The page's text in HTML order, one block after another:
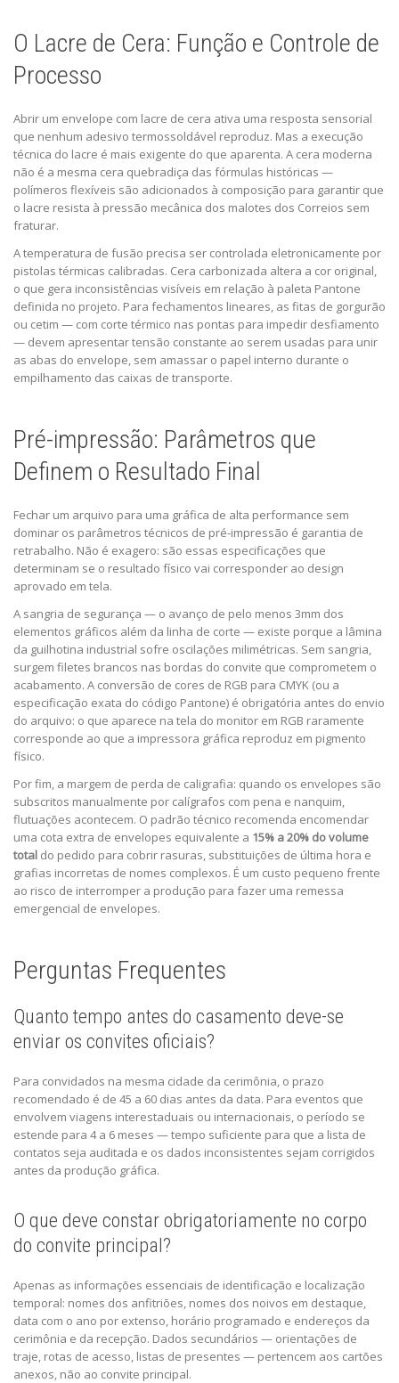
O Lacre de Cera: Função e Controle de
Processo
Abrir um envelope com lacre de cera ativa uma resposta sensorial
que nenhum adesivo termossoldável reproduz. Mas a execução
técnica do lacre é mais exigente do que aparenta. A cera moderna
não é a mesma cera quebradiça das fórmulas históricas —
polímeros flexíveis são adicionados à composição para garantir que
o lacre resista à pressão mecânica dos malotes dos Correios sem
fraturar.
A temperatura de fusão precisa ser controlada eletronicamente por
pistolas térmicas calibradas. Cera carbonizada altera a cor original,
o que gera inconsistências visíveis em relação à paleta Pantone
definida no projeto. Para fechamentos lineares, as fitas de gorgurão
ou cetim — com corte térmico nas pontas para impedir desfiamento
— devem apresentar tensão constante ao serem usadas para unir
as abas do envelope, sem amassar o papel interno durante o
empilhamento das caixas de transporte.
Pré-impressão: Parâmetros que
Definem o Resultado Final
Fechar um arquivo para uma gráfica de alta performance sem
dominar os parâmetros técnicos de pré-impressão é garantia de
retrabalho. Não é exagero: são essas especificações que
determinam se o resultado físico vai corresponder ao design
aprovado em tela.
A sangria de segurança — o avanço de pelo menos 3mm dos
elementos gráficos além da linha de corte — existe porque a lâmina
da guilhotina industrial sofre oscilações milimétricas. Sem sangria,
surgem filetes brancos nas bordas do convite que comprometem o
acabamento. A conversão de cores de RGB para CMYK (ou a
especificação exata do código Pantone) é obrigatória antes do envio
do arquivo: o que aparece na tela do monitor em RGB raramente
corresponde ao que a impressora gráfica reproduz em pigmento
físico.
Por fim, a margem de perda de caligrafia: quando os envelopes são
subscritos manualmente por calígrafos com pena e nanquim,
flutuações acontecem. O padrão técnico recomenda encomendar
uma cota extra de envelopes equivalente a 15% a 20% do volume
total do pedido para cobrir rasuras, substituições de última hora e
grafias incorretas de nomes complexos. É um custo pequeno frente
ao risco de interromper a produção para fazer uma remessa
emergencial de envelopes.
Perguntas Frequentes
Quanto tempo antes do casamento deve-se
enviar os convites oficiais?
Para convidados na mesma cidade da cerimônia, o prazo
recomendado é de 45 a 60 dias antes da data. Para eventos que
envolvem viagens interestaduais ou internacionais, o período se
estende para 4 a 6 meses — tempo suficiente para que a lista de
contatos seja auditada e os dados inconsistentes sejam corrigidos
antes da produção gráfica.
O que deve constar obrigatoriamente no corpo
do convite principal?
Apenas as informações essenciais de identificação e localização
temporal: nomes dos anfitriões, nomes dos noivos em destaque,
data com o ano por extenso, horário programado e endereços da
cerimônia e da recepção. Dados secundários — orientações de
traje, rotas de acesso, listas de presentes — pertencem aos cartões
anexos, não ao convite principal.